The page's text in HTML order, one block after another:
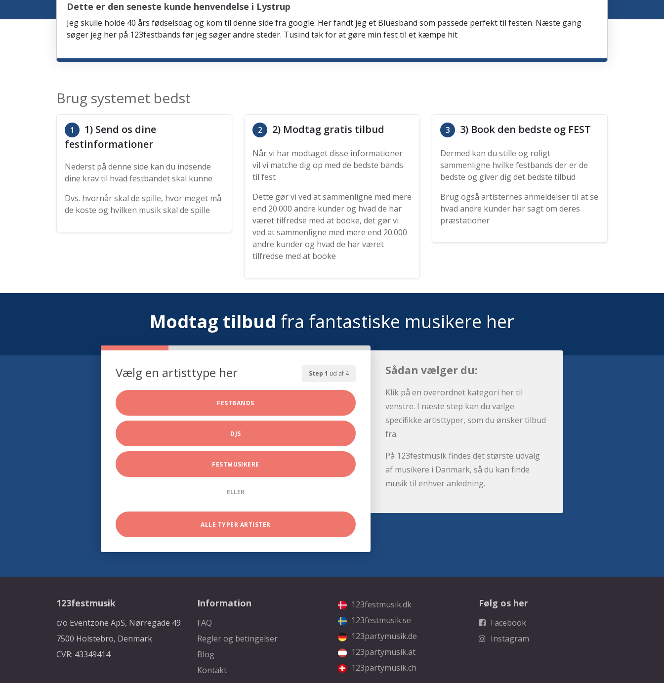
Dette er den seneste kunde henvendelse i Lystrup
Jeg skulle holde 40 års fødselsdag og kom til denne side fra google. Her fandt jeg et Bluesband som passede perfekt til festen. Næste gang
søger jeg her på 123festbands før jeg søger andre steder. Tusind tak for at gøre min fest til et kæmpe hit
Brug systemet bedst
1
1) Send os dine
festinformationer
Nederst på denne side kan du indsende
dine krav til hvad festbandet skal kunne
Dvs. hvornår skal de spille, hvor meget må
de koste og hvilken musik skal de spille
2 2) Modtag gratis tilbud
Når vi har modtaget disse informationer
vil vi matche dig op med de bedste bands
til fest
Dette gør vi ved at sammenligne med mere
end 20.000 andre kunder og hvad de har
været tilfredse med at booke, det gør vi
ved at sammenligne med mere end 20.000
andre kunder og hvad de har været
tilfredse med at booke
3 3) Book den bedste og FEST
Dermed kan du stille og roligt
sammenligne hvilke festbands der er de
bedste og giver dig det bedste tilbud
Brug også artisternes anmeldelser til at se
hvad andre kunder har sagt om deres
præstationer
Modtag tilbud fra fantastiske musikere her
Step 1 ud af 4
Vælg en artisttype her
FESTBANDS
DJS
FESTMUSIKERE
ELLER
ALLE TYPER ARTISTER
Sådan vælger du:
Klik på en overordnet kategori her til
venstre. I næste step kan du vælge
specifikke artisttyper, som du ønsker tilbud
fra.
På 123festmusik findes det største udvalg
af musikere i Danmark, så du kan finde
musik til enhver anledning.
123festmusik
c/o Eventzone ApS, Nørregade 49
7500 Holstebro, Denmark
CVR: 43349414
Information
FAQ
Regler og betingelser
Blog
Kontakt
123festmusik.dk
123festmusik.se
123partymusik.de
123partymusik.at
123partymusik.ch
Følg os her
Facebook
Instagram